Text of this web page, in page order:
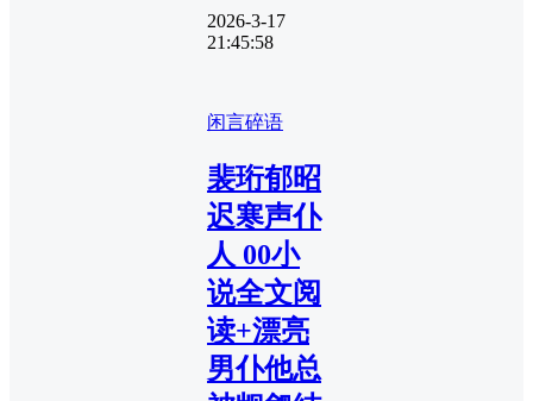
2026-3-17
21:45:58
闲言碎语
裴珩郁昭
迟寒声仆
人 00小
说全文阅
读+漂亮
男仆他总